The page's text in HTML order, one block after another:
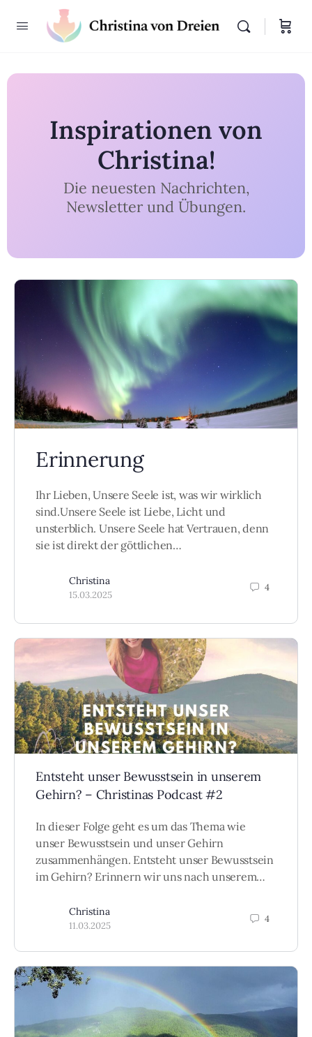
Inspirationen von
Christina!
Die neuesten Nachrichten,
Newsletter und Übungen.
Erinnerung
Ihr Lieben, Unsere Seele ist, was wir wirklich
sind.Unsere Seele ist Liebe, Licht und
unsterblich. Unsere Seele hat Vertrauen, denn
sie ist direkt der göttlichen…
Christina
15.03.2025
4
Entsteht unser Bewusstsein in unserem
Gehirn? – Christinas Podcast #2
In dieser Folge geht es um das Thema wie
unser Bewusstsein und unser Gehirn
zusammenhängen. Entsteht unser Bewusstsein
im Gehirn? Erinnern wir uns nach unserem…
Christina
11.03.2025
4